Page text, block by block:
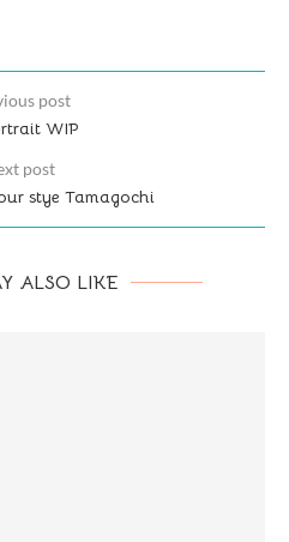
post
WIP
post
stye Tamagochi
ALSO LIKE